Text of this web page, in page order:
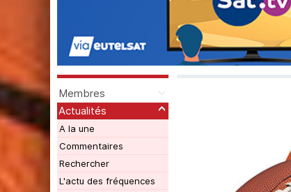
Membres
Actualités
A la une
Commentaires
Rechercher
L'actu des fréquences